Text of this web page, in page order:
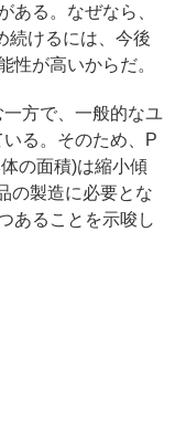
ある。なぜなら、
続けるには、今後
性が高いからだ。
方で、一般的なユ
る。そのため、P
の面積)は縮小傾
の製造に必要とな
あることを示唆し